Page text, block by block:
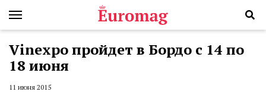
Vinexpo пройдет в Бордо с 14 по
18 июня
11 июня 2015